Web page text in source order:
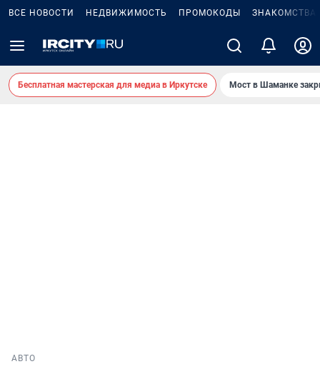
ВСЕ НОВОСТИ НЕДВИЖИМОСТЬ ПРОМОКОДЫ ЗНАКОМСТВА
Бесплатная мастерская для медиа в Иркутске Мост в Шаманке
АВТО